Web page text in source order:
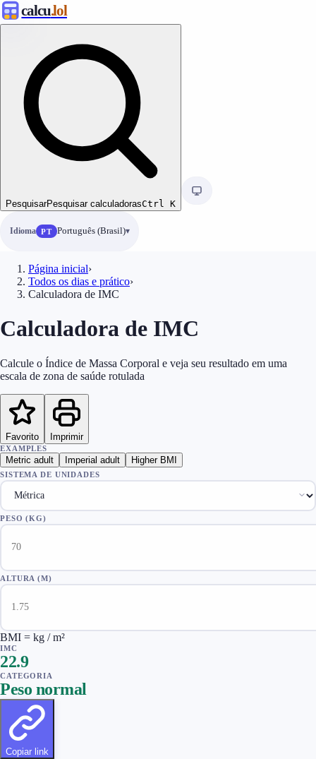
calcu.lol
PesquisarPesquisar calculadorasCtrl K
Idioma PT Português (Brasil)
Página inicial›
Todos os dias e prático›
Calculadora de IMC
Calculadora de IMC
Calcule o Índice de Massa Corporal e veja seu resultado em uma
escala de zona de saúde rotulada
Favorito Imprimir
EXAMPLES
Metric adult Imperial adult Higher BMI
SISTEMA DE UNIDADES
PESO (KG)
ALTURA (M)
BMI = kg / m²
IMC
22.9
CATEGORIA
Peso normal
Copiar link